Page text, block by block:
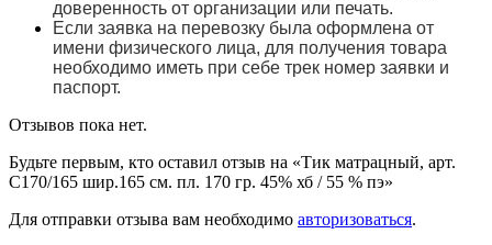
доверенность от организации или печать.
Если заявка на перевозку была оформлена от
имени физического лица, для получения товара
необходимо иметь при себе трек номер заявки и
паспорт.
Отзывов пока нет.
Будьте первым, кто оставил отзыв на «Тик матрацный, арт.
С170/165 шир.165 см. пл. 170 гр. 45% хб / 55 % пэ»
Для отправки отзыва вам необходимо авторизоваться.